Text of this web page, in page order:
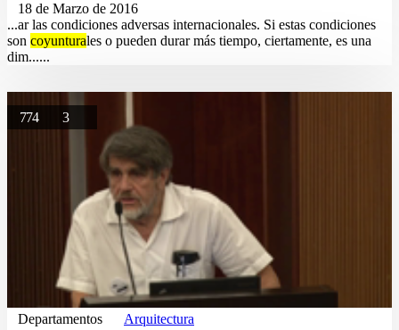
18 de Marzo de 2016
...ar las condiciones adversas internacionales. Si estas condiciones
son coyunturales o pueden durar más tiempo, ciertamente, es una
dim......
774 3
Departamentos Arquitectura